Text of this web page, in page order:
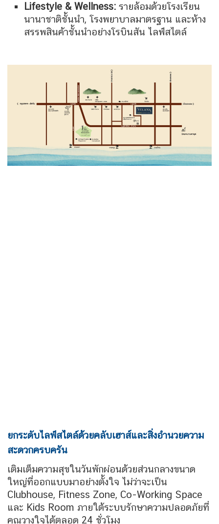
Lifestyle & Wellness: รายล้อมด้วยโรงเรียน
นานาชาติชั้นนำ, โรงพยาบาลมาตรฐาน และห้าง
สรรพสินค้าชั้นนำอย่างโรบินสัน ไลฟ์สไตล์
ยกระดับไลฟ์สไตล์ด้วยคลับเฮาส์และสิ่งอำนวยความ
สะดวกครบครัน
เติมเต็มความสุขในวันพักผ่อนด้วยส่วนกลางขนาด
ใหญ่ที่ออกแบบมาอย่างตั้งใจ ไม่ว่าจะเป็น
Clubhouse, Fitness Zone, Co-Working Space
และ Kids Room ภายใต้ระบบรักษาความปลอดภัยที่
คุณวางใจได้ตลอด 24 ชั่วโมง